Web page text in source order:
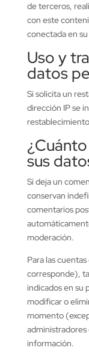
de terceros,
con este
conectada en
Uso y
datos
Si solicita un
dirección IP se
sus
Si deja un
conservan
comentarios
moderación.
Para las
corresponde),
indicados en su
modificar o
momento
información.